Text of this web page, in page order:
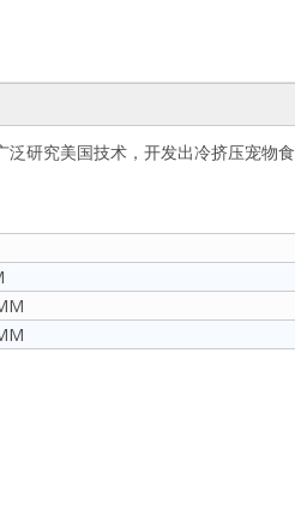
研究美国技术，开发出冷挤压宠物食